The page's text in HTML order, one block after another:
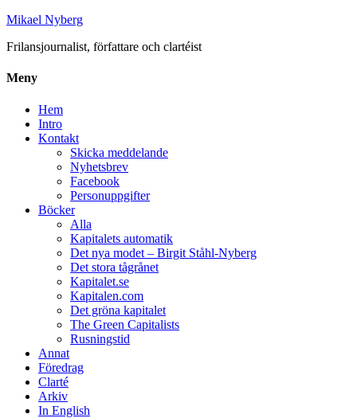
Mikael Nyberg
Frilansjournalist, författare och clartéist
Meny
Hem
Intro
Kontakt
Skicka meddelande
Nyhetsbrev
Facebook
Personuppgifter
Böcker
Alla
Kapitalets automatik
Det nya modet – Birgit Ståhl-Nyberg
Det stora tågrånet
Kapitalet.se
Kapitalen.com
Det gröna kapitalet
The Green Capitalists
Rusningstid
Annat
Föredrag
Clarté
Arkiv
In English